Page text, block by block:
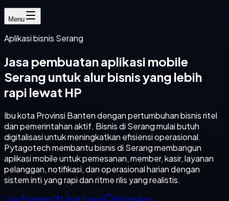
Menu
Aplikasi bisnis Serang
Jasa pembuatan aplikasi mobile
Serang untuk alur bisnis yang lebih
rapi lewat HP
Ibu kota Provinsi Banten dengan pertumbuhan bisnis ritel
dan pemerintahan aktif. Bisnis di Serang mulai butuh
digitalisasi untuk meningkatkan efisiensi operasional.
Pytagotech membantu bisnis di Serang membangun
aplikasi mobile untuk pemesanan, member, kasir, layanan
pelanggan, notifikasi, dan operasional harian dengan
sistem inti yang rapi dan ritme rilis yang realistis.